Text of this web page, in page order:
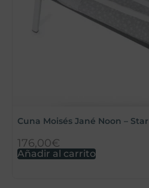
Cuna Moisés Jané Noon – Star
176,00€
Añadir al carrito